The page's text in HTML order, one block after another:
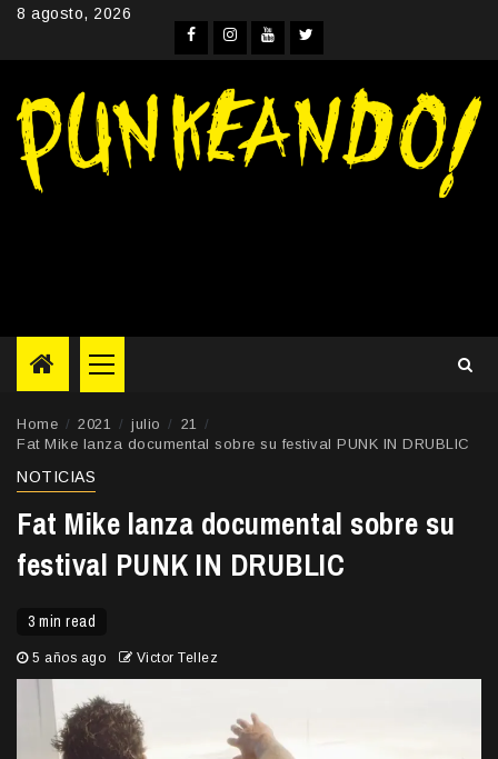
Skip8 agosto, 2026
Facebook
Instagram
YouTubeTwitter
Primary
Menu
Home 2021 julio
21
Fat Mike lanza documental sobre su festival PUNK IN DRUBLIC
NOTICIAS
Fat Mike lanza documental sobre su
festival PUNK IN DRUBLIC
3 min read
5 años ago Victor Tellez